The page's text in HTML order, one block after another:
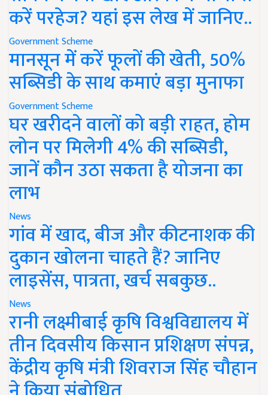
करें परहेज? यहां इस लेख में जानिए..
Government Scheme
मानसून में करें फूलों की खेती, 50%
सब्सिडी के साथ कमाएं बड़ा मुनाफा
Government Scheme
घर खरीदने वालों को बड़ी राहत, होम
लोन पर मिलेगी 4% की सब्सिडी,
जानें कौन उठा सकता है योजना का
लाभ
News
गांव में खाद, बीज और कीटनाशक की
दुकान खोलना चाहते हैं? जानिए
लाइसेंस, पात्रता, खर्च सबकुछ..
News
रानी लक्ष्मीबाई कृषि विश्वविद्यालय में
तीन दिवसीय किसान प्रशिक्षण संपन्न,
केंद्रीय कृषि मंत्री शिवराज सिंह चौहान